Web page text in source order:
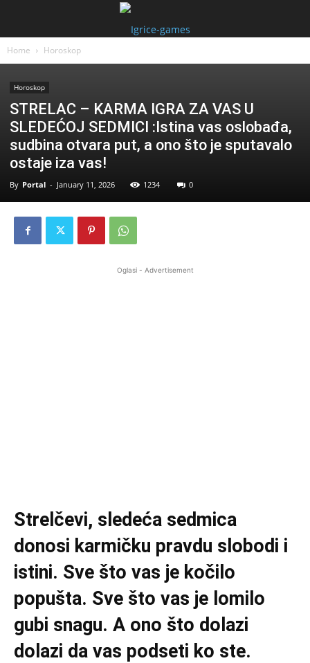
Home Horoskop
Horoskop
STRELAC – KARMA IGRA ZA VAS U
SLEDEĆOJ SEDMICI :Istina vas oslobađa,
sudbina otvara put, a ono što je sputavalo
ostaje iza vas!
By Portal - January 11, 2026 1234 0
Oglasi - Advertisement
Strelčevi, sledeća sedmica
donosi karmičku pravdu slobodi i
istini. Sve što vas je kočilo
popušta. Sve što vas je lomilo
gubi snagu. A ono što dolazi
dolazi da vas podseti ko ste.